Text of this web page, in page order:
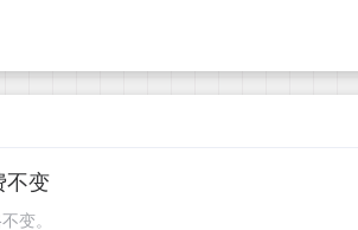
不变
变。